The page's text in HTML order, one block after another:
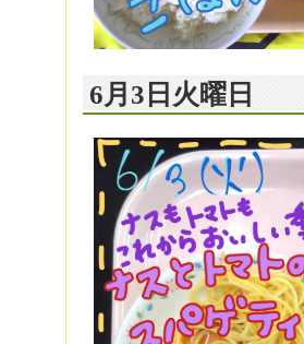
6月3日火曜日